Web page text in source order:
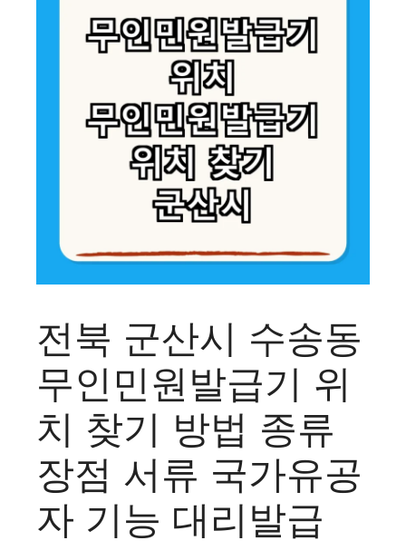
전북 군산시 수송동
무인민원발급기 위
치 찾기 방법 종류
장점 서류 국가유공
자 기능 대리발급